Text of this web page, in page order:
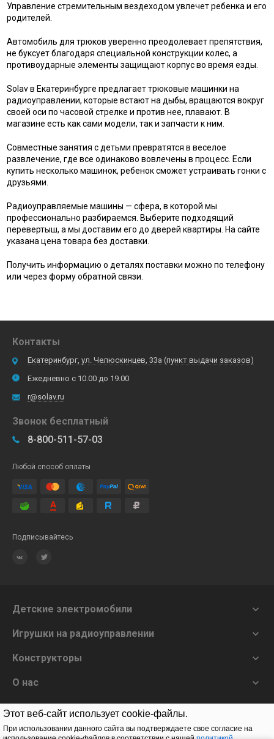
Этот веб-сайт использует cookie-файлы.
При использовании данного сайта вы подтверждаете свое согласие на
Управление стремительным вездеходом увлечет ребенка и его
родителей.
Автомобиль для трюков уверенно преодолевает препятствия,
не буксует благодаря специальной конструкции колес, а
противоударные элементы защищают корпус во время езды.
Solav в Екатеринбурге предлагает трюковые машинки на
радиоуправлении, которые встают на дыбы, вращаются вокруг
своей оси по часовой стрелке и против нее, плавают. В
магазине есть как сами модели, так и запчасти к ним.
Совместные занятия с детьми превратятся в веселое
развлечение, где все одинаково вовлечены в процесс. Если
купить несколько машинок, ребенок сможет устраивать гонки с
друзьями.
Радиоуправляемые машины — сфера, в которой мы
профессионально разбираемся. Выберите подходящий
перевертыш, а мы доставим его до дверей квартиры. На сайте
указана цена товара без доставки.
Получить информацию о деталях поставки можно по телефону
или через форму обратной связи.
Контакты
Екатеринбург, ул. Челюскинцев, 33а (пункт выдачи заказов)
Ежедневно с 10.00 до 19.00
r@solav.ru
Звонок бесплатный
8-800-511-57-03
Любой способ оплаты
Подписывайтесь
Детские электромобили 
Игрушки на радиоуправлении 
Конструкторы 
О нас 